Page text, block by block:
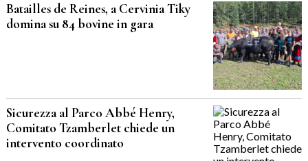
Batailles de Reines, a Cervinia Tiky
domina su 84 bovine in gara
Sicurezza al Parco Abbé Henry,
Comitato Tzamberlet chiede un
intervento coordinato